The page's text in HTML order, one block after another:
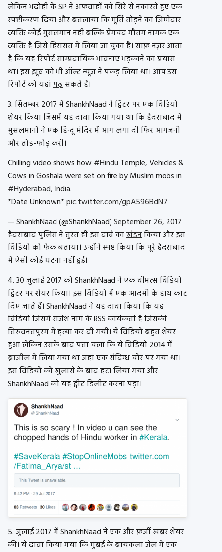
लेकिन भदोही के SP ने अफवाहों को सिरे से नकारते हुए एक
स्पष्टीकरण दिया और बतलाया कि मूर्ति तोड़ने का ज़िम्मेदार
व्यक्ति कोई मुसलमान नहीं बल्कि प्रेमचंद गौतम नामक एक
व्यक्ति है जिसे हिरासत में लिया जा चुका है। साफ़ नज़र आता
है कि यह रिपोर्ट साम्प्रदायिक भावनाएं भड़काने का प्रयास
था। इस झूठ को भी ऑल्ट न्यूज ने पकड़ लिया था। आप उस
रिपोर्ट को यहांपढ़सकते हैं।
3. सितम्बर 2017 में ShankhNaad ने ट्विटर पर एक विडियो
शेयर किया जिसमें यह दावा किया गया था कि हैदराबाद में
मुसलमानों ने एक हिन्दू मंदिर में आग लगा दी फिर आगजनी
और तोड़-फोड़ करी।
Chilling video shows how#HinduTemple, Vehicles &
Cows in Goshala were set on fire by Muslim mobs in
#Hyderabad, India.
*Date Unknown*pic.twitter.com/gpA596BdN7
— ShankhNaad (@ShankhNaad)September 26, 2017
हैदराबाद पुलिस ने तुरंत ही इस दावे काखंडनकिया और इस
विडियो को फेक बताया। उन्होंने स्पष्ट किया कि पूरे हैदराबाद
में ऐसी कोई घटना नहीं हुई।
4. 30 जुलाई 2017 को ShankhNaad ने एक वीभत्स विडियो
ट्विटर पर शेयर किया। इस विडियो में एक आदमी के हाथ काट
दिए जाते हैं। ShankhNaad ने यह दावा किया कि यह
विडियो जिसमें राजेश नाम के RSS कार्यकर्ता है जिसकी
तिरुवनंतपुरम में ह्त्या कर दी गयी। ये विडियो बहुत शेयर
हुआ लेकिन उसके बाद पता चला कि ये विडियो 2014 में
ब्राज़ीलमें लिया गया था जहां एक संदिग्ध चोर पर गया था।
इस विडियो को खुलासे के बाद हटा लिया गया और
ShankhNaad को यह ट्वीट डिलीट करना पड़ा।
5. जुलाई 2017 में ShankhNaad ने एक और फ़र्जी खबर शेयर
की। ये दावा किया गया कि मुंबई के बायकला जेल में एक